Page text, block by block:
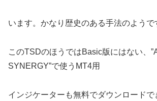
います。かなり歴史のある手法のようで
このTSDのほうではBasic版にはない、
SYNERGY”で使うMT4用
インジケーターも無料でダウンロードで